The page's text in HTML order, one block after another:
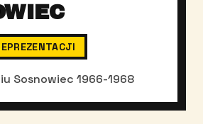
Sosnowiec 1966-1968